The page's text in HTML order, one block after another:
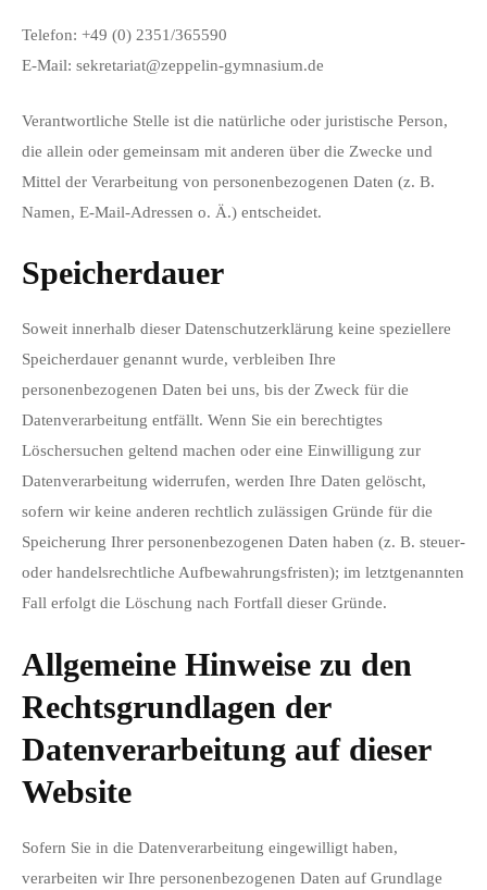
Telefon: +49 (0) 2351/365590
E-Mail: sekretariat@zeppelin-gymnasium.de
Verantwortliche Stelle ist die natürliche oder juristische Person,
die allein oder gemeinsam mit anderen über die Zwecke und
Mittel der Verarbeitung von personenbezogenen Daten (z. B.
Namen, E-Mail-Adressen o. Ä.) entscheidet.
Speicherdauer
Soweit innerhalb dieser Datenschutzerklärung keine speziellere
Speicherdauer genannt wurde, verbleiben Ihre
personenbezogenen Daten bei uns, bis der Zweck für die
Datenverarbeitung entfällt. Wenn Sie ein berechtigtes
Löschersuchen geltend machen oder eine Einwilligung zur
Datenverarbeitung widerrufen, werden Ihre Daten gelöscht,
sofern wir keine anderen rechtlich zulässigen Gründe für die
Speicherung Ihrer personenbezogenen Daten haben (z. B. steuer-
oder handelsrechtliche Aufbewahrungsfristen); im letztgenannten
Fall erfolgt die Löschung nach Fortfall dieser Gründe.
Allgemeine Hinweise zu den
Rechtsgrundlagen der
Datenverarbeitung auf dieser
Website
Sofern Sie in die Datenverarbeitung eingewilligt haben,
verarbeiten wir Ihre personenbezogenen Daten auf Grundlage